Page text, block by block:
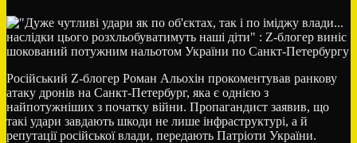
Російський Z-блогер Роман Альохін прокоментував ранкову
атаку дронів на Санкт-Петербург, яка є однією з
найпотужніших з початку війни. Пропагандист заявив, що
такі удари завдають шкоди не лише інфраструктурі, а й
репутації російської влади, передають Патріоти України.